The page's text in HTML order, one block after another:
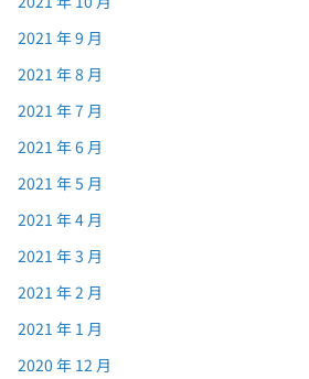
2021 年 9 月
2021 年 8 月
2021 年 7 月
2021 年 6 月
2021 年 5 月
2021 年 4 月
2021 年 3 月
2021 年 2 月
2021 年 1 月
2020 年 12 月